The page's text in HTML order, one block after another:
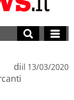
diil 13/03/2020